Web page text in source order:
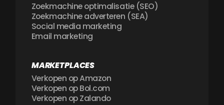
Zoekmachine optimalisatie (SEO)
Zoekmachine adverteren (SEA)
Social media marketing
Email marketing
MARKETPLACES
Verkopen op Amazon
Verkopen op Bol.com
Verkopen op Zalando